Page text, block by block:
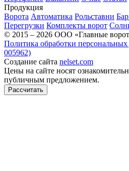
Продукция
Ворота Автоматика Рольставни
Перегрузки Комплекты ворот
© 2015 – 2026 ООО «Главные
Политика обработки
005962)
Создание сайта nelset.com
Цены на сайте носят
публичным предложением.
Рассчитать